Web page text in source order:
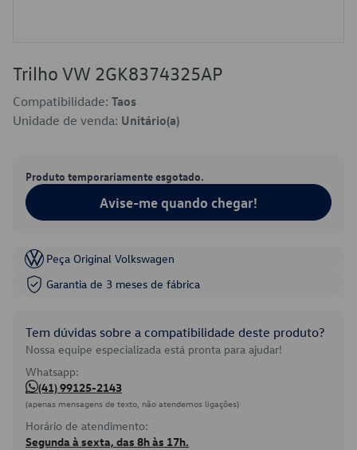
Trilho VW 2GK8374325AP
Compatibilidade: Taos
Unidade de venda: Unitário(a)
Produto temporariamente esgotado.
Avise-me quando chegar!
Peça Original Volkswagen
Garantia de 3 meses de fábrica
Tem dúvidas sobre a compatibilidade deste produto?
Nossa equipe especializada está pronta para ajudar!
Whatsapp:
(41) 99125-2143
(apenas mensagens de texto, não atendemos ligações)
Horário de atendimento:
Segunda à sexta, das 8h às 17h.